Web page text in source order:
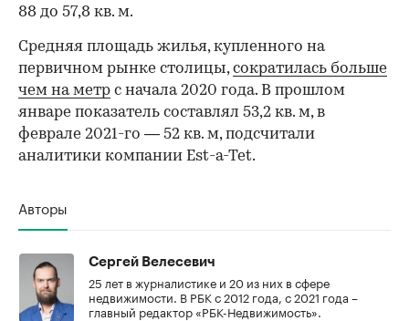
88 до 57,8 кв. м.
Средняя площадь жилья, купленного на
первичном рынке столицы,сократилась больше
чем на метр с начала 2020 года. В прошлом
январе показатель составлял 53,2 кв. м, в
феврале 2021-го — 52 кв. м, подсчитали
аналитики компании Est-a-Tet.
Авторы
Сергей Велесевич
25 лет в журналистике и 20 из них в сфере
недвижимости. В РБК с 2012 года, с 2021 года –
главный редактор «РБК-Недвижимость».